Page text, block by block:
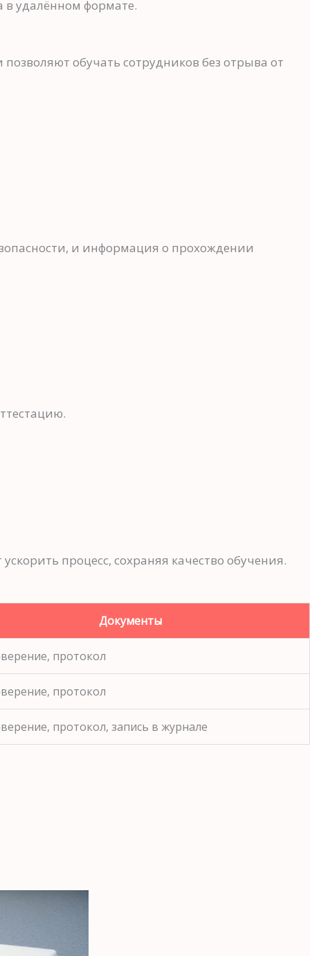
в удалённом формате.
обучать сотрудников без отрыва от
и информация о прохождении
процесс, сохраняя качество обучения.
Документы
протокол
протокол
протокол, запись в журнале